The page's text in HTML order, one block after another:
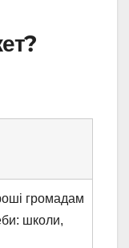
громадам
школи,